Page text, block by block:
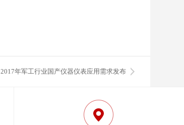
2017年军工行业国产仪器仪表应用需求发布